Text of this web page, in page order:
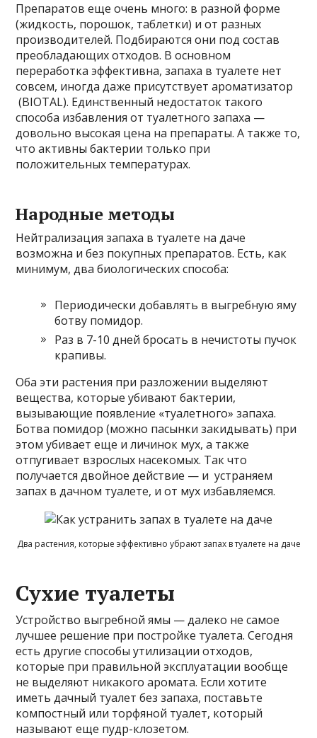
Препаратов еще очень много: в разной форме
(жидкость, порошок, таблетки) и от разных
производителей. Подбираются они под состав
преобладающих отходов. В основном
переработка эффективна, запаха в туалете нет
совсем, иногда даже присутствует ароматизатор
(BIOTAL). Единственный недостаток такого
способа избавления от туалетного запаха —
довольно высокая цена на препараты. А также то,
что активны бактерии только при
положительных температурах.
Народные методы
Нейтрализация запаха в туалете на даче
возможна и без покупных препаратов. Есть, как
минимум, два биологических способа:
Периодически добавлять в выгребную яму
ботву помидор.
Раз в 7-10 дней бросать в нечистоты пучок
крапивы.
Оба эти растения при разложении выделяют
вещества, которые убивают бактерии,
вызывающие появление «туалетного» запаха.
Ботва помидор (можно пасынки закидывать) при
этом убивает еще и личинок мух, а также
отпугивает взрослых насекомых. Так что
получается двойное действие — и устраняем
запах в дачном туалете, и от мух избавляемся.
Два растения, которые эффективно убрают запах в туалете на даче
Сухие туалеты
Устройство выгребной ямы — далеко не самое
лучшее решение при постройке туалета. Сегодня
есть другие способы утилизации отходов,
которые при правильной эксплуатации вообще
не выделяют никакого аромата. Если хотите
иметь дачный туалет без запаха, поставьте
компостный или торфяной туалет, который
называют еще пудр-клозетом.